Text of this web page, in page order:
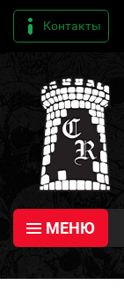
Контакты
МЕНЮ